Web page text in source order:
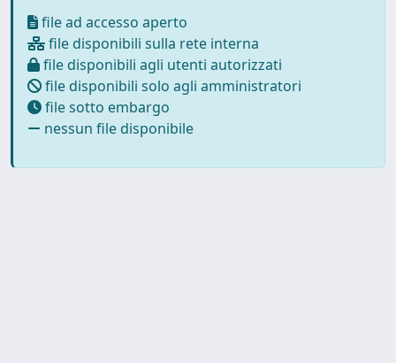
file ad accesso aperto
file disponibili sulla rete interna
file disponibili agli utenti autorizzati
file disponibili solo agli amministratori
file sotto embargo
nessun file disponibile